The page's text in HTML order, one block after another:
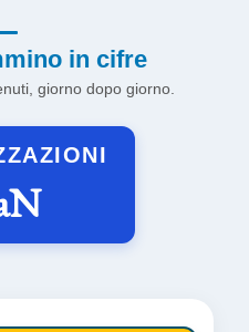
in cifre
giorno dopo giorno.